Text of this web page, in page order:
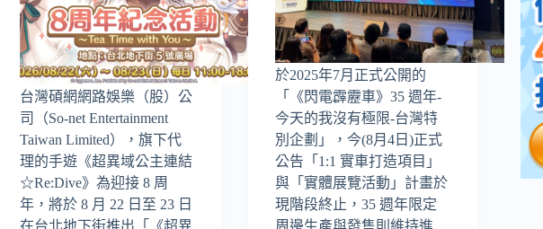
台灣碩網網路娛樂（股）公
司（So-net Entertainment
Taiwan Limited），旗下代
理的手遊《超異域公主連結
☆Re:Dive》為迎接 8 周
年，將於 8 月 22 日至 23 日
在台北地下街推出「《超異
於2025年7月正式公開的
「《閃電霹靂車》35 週年-
今天的我沒有極限-台灣特
別企劃」，今(8月4日)正式
公告「1:1 實車打造項目」
與「實體展覽活動」計畫於
現階段終止，35 週年限定
周邊生產與發售則維持進